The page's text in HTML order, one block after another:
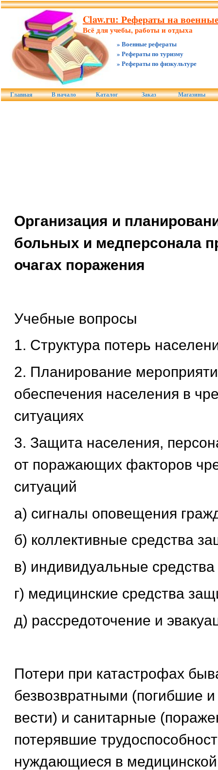
Claw.ru: Рефераты на
Всё для учебы, работы и отдыха
» Военные рефераты
» Рефераты по туризму
» Рефераты по физкультуре
Главная В начало Каталог Заказ Магазины
Организация и
больных и медперсонала
очагах поражения
Учебные вопросы
1. Структура потерь
2. Планирование
обеспечения населения в
ситуациях
3. Защита населения,
от поражающих факторов
ситуаций
а) сигналы оповещения
б) коллективные средства
в) индивидуальные
г) медицинские средства
д) рассредоточение и
Потери при катастрофах
безвозвратными (погибшие
вести) и санитарные
потерявшие
нуждающиеся в